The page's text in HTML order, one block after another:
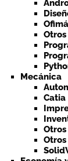
Otros
Mecánica
Catia
Otros